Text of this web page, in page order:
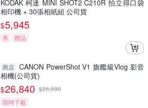
KODAK 柯達 MINI SHOT2 C210R 拍立得口袋
相印機 + 30張相紙組 公司貨
$5,945
券 贈品
商店 CANON PowerShot V1 旗艦級Vlog 影音
相機(公司貨)
$26,840 $26,990
限時下殺